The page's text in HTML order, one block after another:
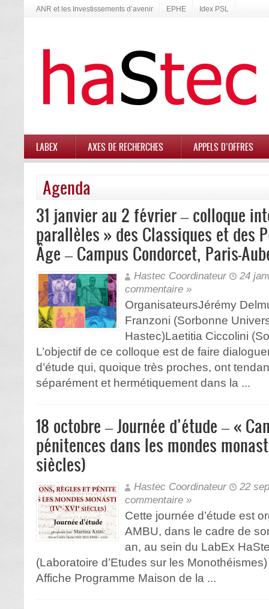
ANR et les Investissements d’avenir EPHE Idex PSL
LABEX AXES DE RECHERCHES APPELS D’OFFRES
Agenda
31 janvier au 2 février – colloque
parallèles » des Classiques et des
Âge – Campus Condorcet, Paris-
Hastec Coordinateur
24
commentaire »
OrganisateursJérémy
Franzoni (Sorbonne
Hastec)Laetitia Ciccolini
L’objectif de ce colloque est de faire
d’étude qui, quoique très proches, ont
séparément et hermétiquement dans la ...
18 octobre – Journée d’étude – «
pénitences dans les mondes
siècles)
Hastec Coordinateur
22
commentaire »
Cette journée d’étude est
AMBU, dans le cadre de
an, au sein du LabEx
(Laboratoire d’Etudes sur les
Affiche Programme Maison de la ...